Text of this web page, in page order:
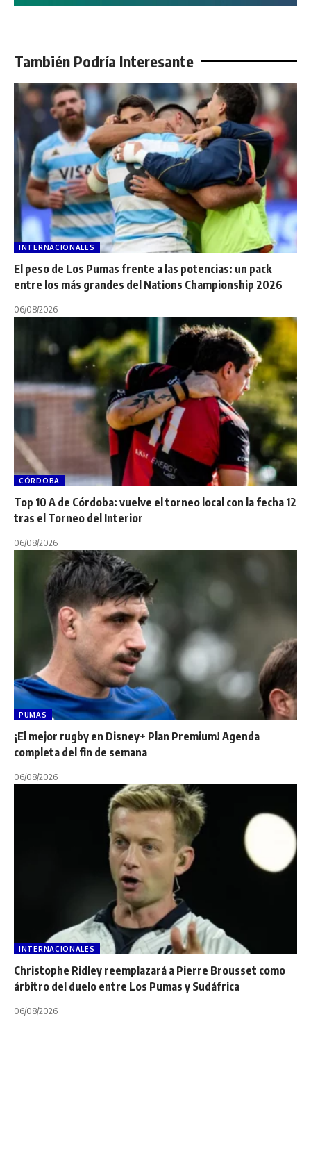
También Podría Interesante
INTERNACIONALES
El peso de Los Pumas frente a las potencias: un pack
entre los más grandes del Nations Championship 2026
06/08/2026
CÓRDOBA
Top 10 A de Córdoba: vuelve el torneo local con la fecha 12
tras el Torneo del Interior
06/08/2026
PUMAS
¡El mejor rugby en Disney+ Plan Premium! Agenda
completa del fin de semana
06/08/2026
INTERNACIONALES
Christophe Ridley reemplazará a Pierre Brousset como
árbitro del duelo entre Los Pumas y Sudáfrica
06/08/2026